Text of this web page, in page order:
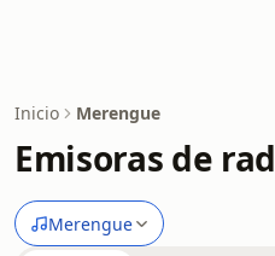
Inicio Merengue
Emisoras de
Merengue